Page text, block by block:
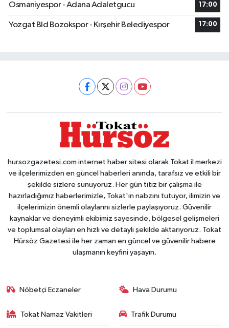
Osmaniyespor - Adana Adaletgucu 17:00
Yozgat Bld Bozokspor - Kırşehir Belediyespor 17:00
hursozgazetesi.com internet haber sitesi olarak Tokat il merkezi
ve ilçelerimizden en güncel haberleri anında, tarafsız ve etkili bir
şekilde sizlere sunuyoruz. Her gün titiz bir çalışma ile
hazırladığımız haberlerimizle, Tokat'ın nabzını tutuyor, ilimizin ve
ilçelerimizin önemli olaylarını sizlerle paylaşıyoruz. Güvenilir
kaynaklar ve deneyimli ekibimiz sayesinde, bölgesel gelişmeleri
ve toplumsal olayları en hızlı ve detaylı şekilde aktarıyoruz. Tokat
Hürsöz Gazetesi ile her zaman en güncel ve güvenilir habere
ulaşmanın keyfini yaşayın.
Nöbetçi Eczaneler Hava Durumu
Tokat Namaz Vakitleri Trafik Durumu